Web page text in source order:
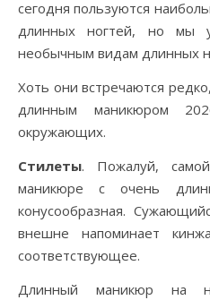
сегодня пользуются
длинных ногтей, но мы
необычным видам длинных
Хоть они встречаются
длинным маникюром
окружающих.
Стилеты. Пожалуй,
маникюре с очень
конусообразная.
внешне напоминает
соответствующее.
Длинный маникюр на